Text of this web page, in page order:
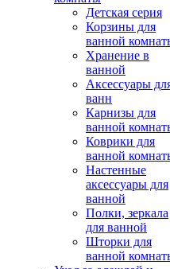
Детская серия
Корзины для
ванной
Хранение в
ванной
Аксессуары
ванн
Карнизы для
ванной
Коврики для
ванной
Настенные
аксессуары для
ванной
Полки, зеркала
для ванной
Шторки для
ванной